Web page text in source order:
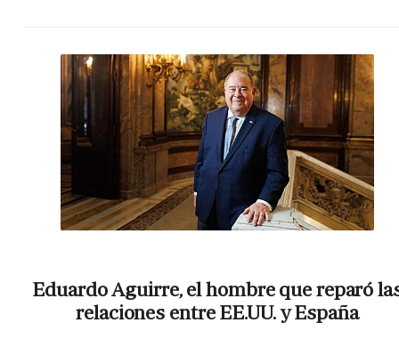
Eduardo Aguirre, el hombre que reparó
relaciones entre EE.UU. y España